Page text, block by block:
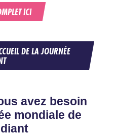
ICI
DE LA JOURNÉE
avez besoin
mondiale de